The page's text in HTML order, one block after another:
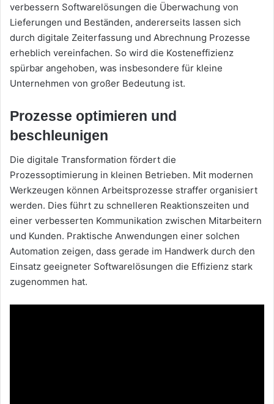
verbessern Softwarelösungen die Überwachung von
Lieferungen und Beständen, andererseits lassen sich
durch digitale Zeiterfassung und Abrechnung Prozesse
erheblich vereinfachen. So wird die Kosteneffizienz
spürbar angehoben, was insbesondere für kleine
Unternehmen von großer Bedeutung ist.
Prozesse optimieren und
beschleunigen
Die digitale Transformation fördert die
Prozessoptimierung in kleinen Betrieben. Mit modernen
Werkzeugen können Arbeitsprozesse straffer organisiert
werden. Dies führt zu schnelleren Reaktionszeiten und
einer verbesserten Kommunikation zwischen Mitarbeitern
und Kunden. Praktische Anwendungen einer solchen
Automation zeigen, dass gerade im Handwerk durch den
Einsatz geeigneter Softwarelösungen die Effizienz stark
zugenommen hat.